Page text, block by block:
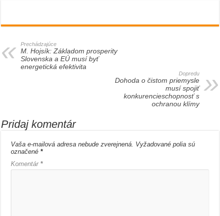
Prechádzajúce
M. Hojsík: Základom prosperity
Slovenska a EÚ musí byť
energetická efektivita
Dopredu
Dohoda o čistom priemysle
musí spojiť
konkurencieschopnosť s
ochranou klímy
Pridaj komentár
Vaša e-mailová adresa nebude zverejnená. Vyžadované polia sú
označené*
Komentár *